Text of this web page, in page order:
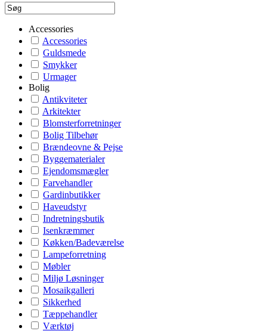
Accessories
Accessories
Guldsmede
Smykker
Urmager
Bolig
Antikviteter
Arkitekter
Blomsterforretninger
Bolig Tilbehør
Brændeovne & Pejse
Byggematerialer
Ejendomsmægler
Farvehandler
Gardinbutikker
Haveudstyr
Indretningsbutik
Isenkræmmer
Køkken/Badeværelse
Lampeforretning
Møbler
Miljø Løsninger
Mosaikgalleri
Sikkerhed
Tæppehandler
Værktøj